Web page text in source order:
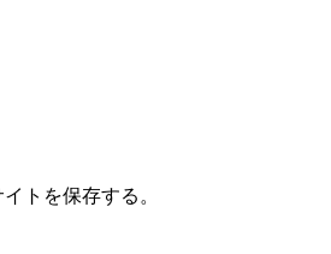
トを保存する。